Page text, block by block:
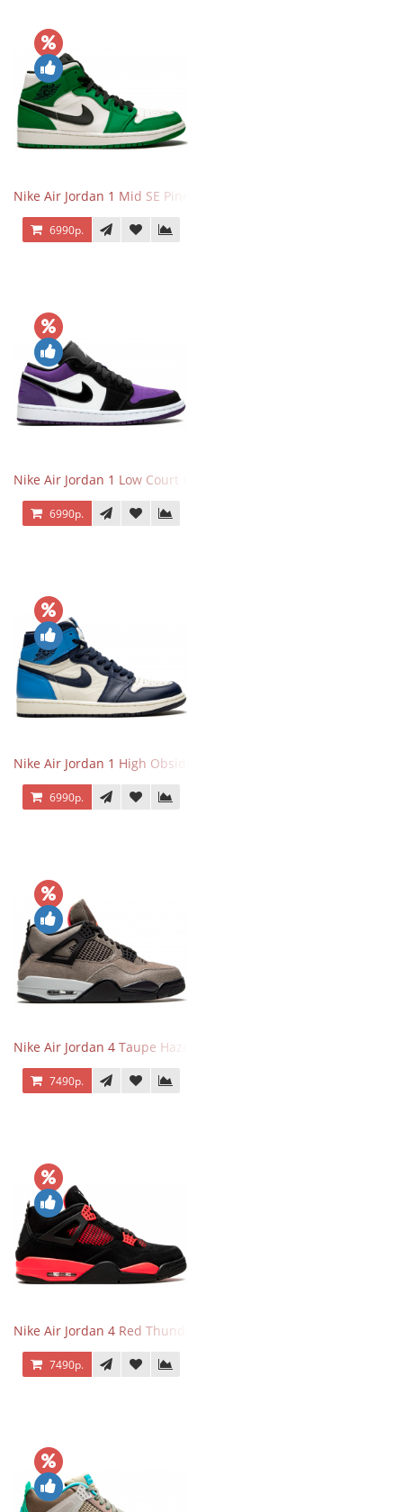
Nike Air Jordan 1 Mid SE Pine Green
6990р.
Nike Air Jordan 1 Low Court Purple
6990р.
Nike Air Jordan 1 High Obsidian University Blue
6990р.
Nike Air Jordan 4 Taupe Haze
7490р.
Nike Air Jordan 4 Red Thunder
7490р.